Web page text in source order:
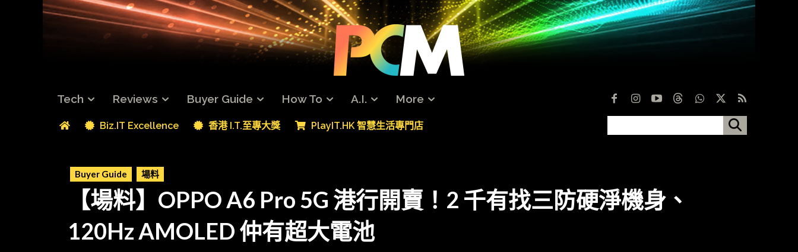
Tech Reviews Buyer Guide How To A.I. More
Biz.IT Excellence 香港 I.T.至專大獎 PlayIT.HK 智慧生活專門店
Buyer Guide 場料
【場料】OPPO A6 Pro 5G 港行開賣！2 千有找三防硬淨機身、
120Hz AMOLED 仲有超大電池